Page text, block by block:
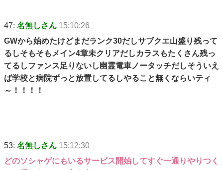
47: 名無しさん 15:10:26
GWから始めたけどまだランク30だしサブクエ山盛り残って
るしそもそもメイン4章未クリアだしカラスもたくさん残っ
てるしファンス足りないし幽霊電車ノータッチだしそういえ
ば学校と病院ずっと放置してるしやること無くならいティ
～！！！！
53: 名無しさん 15:12:30
どのソシャゲにもいるサービス開始してすぐ一通りやりつく